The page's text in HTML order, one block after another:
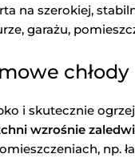
na szerokiej,
garażu,
chłody
i skutecznie
wzrośnie
np.